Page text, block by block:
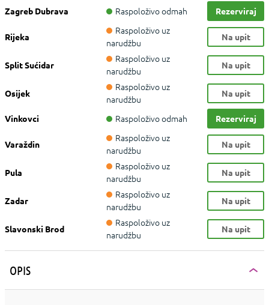
Zagreb Dubrava Raspoloživo odmah Rezerviraj
Rijeka
Raspoloživo uz
narudžbu
Na upit
Split Sućidar
Raspoloživo uz
narudžbu
Na upit
Osijek
Raspoloživo uz
narudžbu
Na upit
Vinkovci Raspoloživo odmah Rezerviraj
Varaždin
Raspoloživo uz
narudžbu
Na upit
Pula
Raspoloživo uz
narudžbu
Na upit
Zadar
Raspoloživo uz
narudžbu
Na upit
Slavonski Brod
Raspoloživo uz
narudžbu
Na upit
OPIS